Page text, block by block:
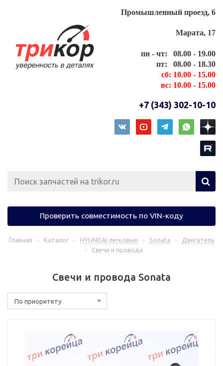
Промышленный проезд, 6
Марата, 17
пн - чт: 08.00 - 19.00
пт: 08.00 - 18.30
сб: 10.00 - 15.00
вс: 10.00 - 15.00
+7 (343) 302-10-10
Проверить совместимость по VIN-коду
Главная - Каталог - HYUNDAI легковые - Sonata -
Двигатель
-
Свечи и провода
Свечи и провода Sonata
По приоритету